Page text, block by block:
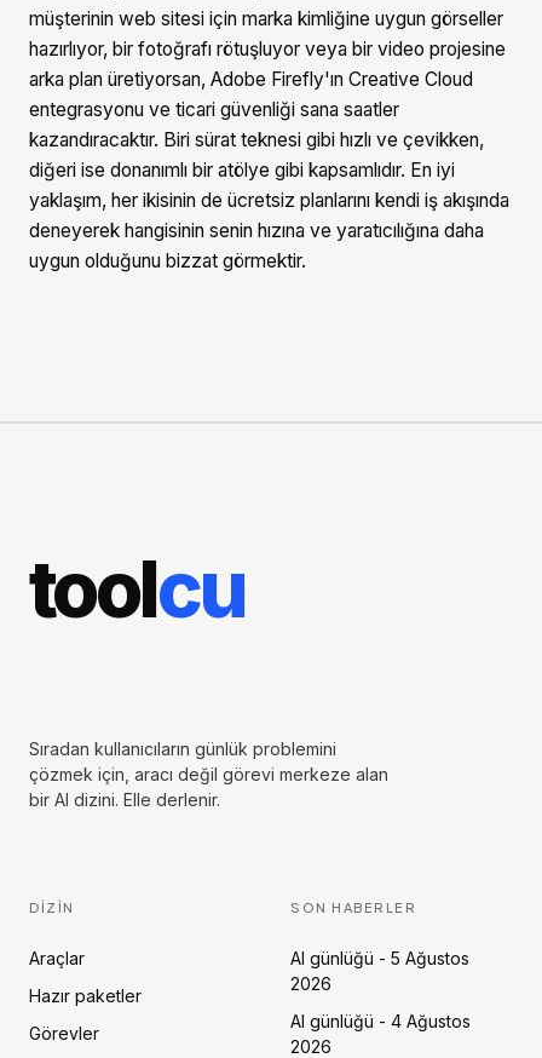
müşterinin web sitesi için marka kimliğine uygun görseller
hazırlıyor, bir fotoğrafı rötuşluyor veya bir video projesine
arka plan üretiyorsan, Adobe Firefly'ın Creative Cloud
entegrasyonu ve ticari güvenliği sana saatler
kazandıracaktır. Biri sürat teknesi gibi hızlı ve çevikken,
diğeri ise donanımlı bir atölye gibi kapsamlıdır. En iyi
yaklaşım, her ikisinin de ücretsiz planlarını kendi iş akışında
deneyerek hangisinin senin hızına ve yaratıcılığına daha
uygun olduğunu bizzat görmektir.
toolcu
Sıradan kullanıcıların günlük problemini
çözmek için, aracı değil görevi merkeze alan
bir AI dizini. Elle derlenir.
DIZIN
Araçlar
Hazır paketler
Görevler
SON HABERLER
AI günlüğü - 5 Ağustos
2026
AI günlüğü - 4 Ağustos
2026